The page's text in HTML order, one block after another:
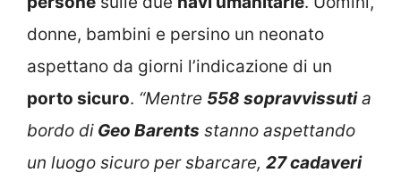
donne, bambini e persino un neonato
aspettano da giorni l’indicazione di un
porto sicuro. “Mentre 558 sopravvissutia
bordo di Geo Barents stanno aspettando
un luogo sicuro per sbarcare, 27 cadaveri